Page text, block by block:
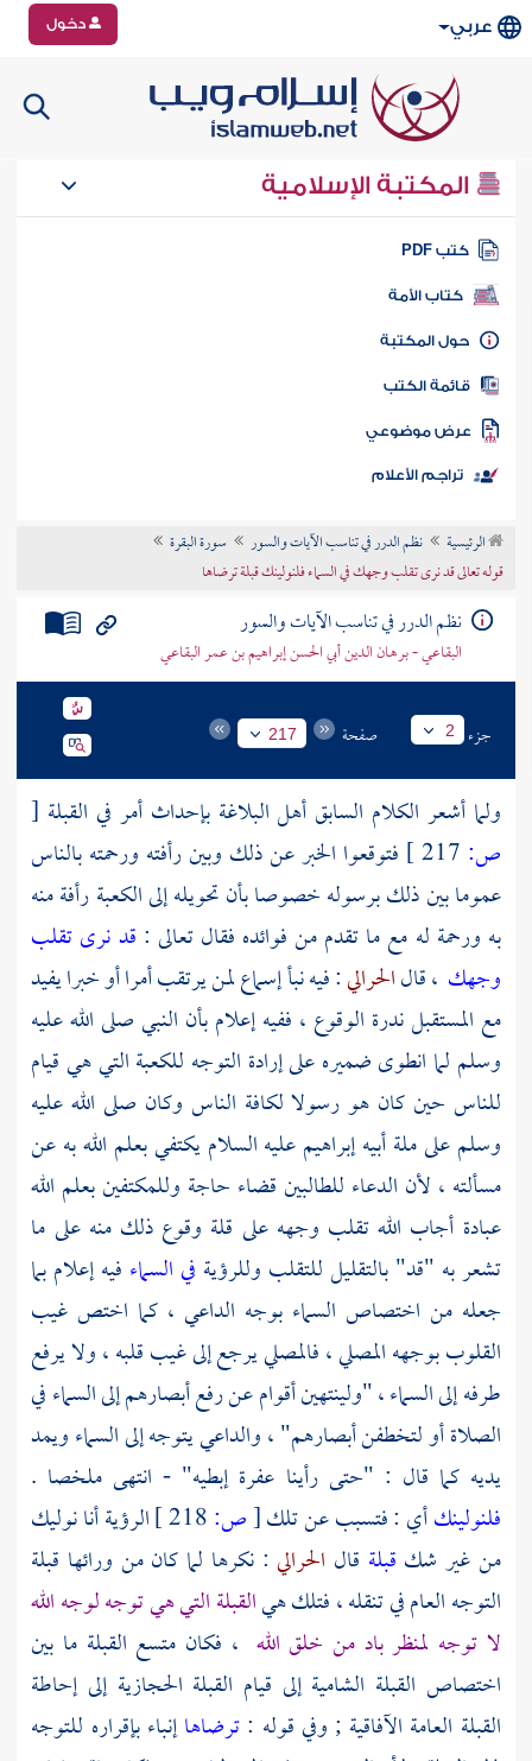
عربي دخول
المكتبة الإسلامية
كتب PDF
كتاب الأمة
المكتبة
الكتب
موضوعي
تراجم الأعلام
الرئيسية نظم الدرر في تناسب الآيات والسور
سورة البقرة
قوله تعالى قد نرى تقلب وجهك في السماء فلنولينك قبلة ترضاها
نظم الدرر في تناسب الآيات والسور
البقاعي - برهان الدين أبي الحسن إبراهيم بن عمر البقاعي
جزء 2 صفحة 217
ولما أشعر الكلام السابق أهل البلاغة بإحداث أمر في القبلة [
ص:
فتوقعوا الخبر عن ذلك وبين رأفته ورحمته بالناس
عموما بين ذلك برسوله خصوصا بأن تحويله إلى الكعبة رأفة منه
به ورحمة له مع ما تقدم من فوائده فقال تعالى : قد نرى تقلب
وجهك ، قالالحرالي: فيه نبأ إسماع لمن يرتقب أمرا أو خبرا يفيد
مع المستقبل ندرة الوقوع ، ففيه إعلام بأن النبي صلى الله عليه
وسلم لما انطوى ضميره على إرادة التوجه للكعبة التي هي قيام
للناس حين كان هو رسولا لكافة الناس وكان صلى الله عليه
وسلم على ملة أبيهإبراهيمعليه السلام يكتفي بعلم الله به عن
مسألته ، لأن الدعاء للطالبين قضاء حاجة وللمكتفين بعلم الله
عبادة أجاب الله تقلب وجهه على قلة وقوع ذلك منه على ما
تشعر به "قد" بالتقليل للتقلب وللرؤية في السماء فيه إعلام بما
جعله من اختصاص السماء بوجه الداعي ، كما اختص غيب
القلوب بوجهه المصلي ، فالمصلي يرجع إلى غيب قلبه ، ولا يرفع
طرفه إلى السماء ، "ولينتهين أقوام عن رفع أبصارهم إلى السماء في
الصلاة أو لتخطفن أبصارهم" ، والداعي يتوجه إلى السماء ويمد
يديه كما قال : "حتى رأينا عفرة إبطيه" - انتهى ملخصا .
فلنولينكأي : فتسبب عن تلك[ص:
الرؤية أنا نوليك
من غير شك قبلة قال الحرالي : نكرها لما كان من ورائها قبلة
التوجه العام في تنقله ، فتلك هيالقبلة التي هي توجه لوجه الله
لا توجه لمنظر باد من خلق الله ، فكان متسع القبلة ما بين
اختصاص القبلة الشامية إلى قيام القبلة الحجازية إلى إحاطة
القبلة العامة الآفاقية ; وفي قوله :ترضاهاإنباء بإقراره للتوجه